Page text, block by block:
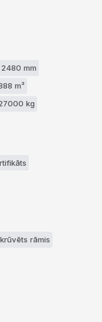
mm
m³
kg
rāmis